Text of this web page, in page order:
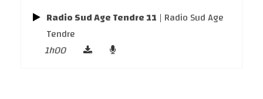
Radio Sud Age Tendre 11 | Radio Sud Age
Tendre
1h00